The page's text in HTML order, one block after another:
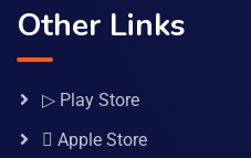
Other Links
▷ Play Store
 Apple Store